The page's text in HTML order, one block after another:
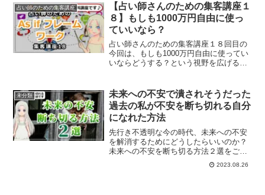
占い師のための集客講座
【占い師さんのための集客講座１
８】もしも1000万円自由に使っ
ていいなら？
占い師さんのための集客講座１８回目の
今回は、もしも1000万円自由に使ってい
いならどうする？という視野を広げるワ
未分類
未来への不安で潰されそうだった
過去の私が不安を断ち切れる自分
になれた方法
先行き不透明な今の時代、未来への不安
を解消するためにどうしたらいいのか？
未来への不安を断ち切る方法２選をご紹
2023.08.26